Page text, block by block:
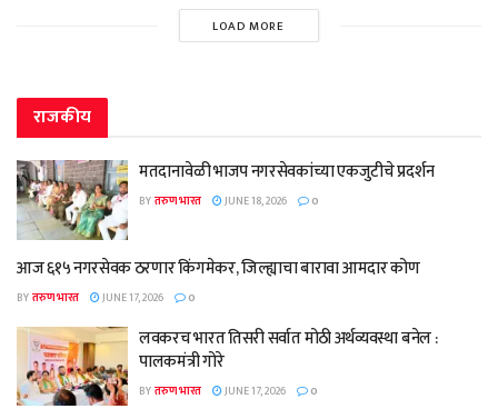
LOAD MORE
राजकीय
मतदानावेळी भाजप नगरसेवकांच्या एकजुटीचे प्रदर्शन
BYतरुण भारत JUNE 18, 2026 0
आज ६१५ नगरसेवक ठरणार किंगमेकर, जिल्ह्याचा बारावा आमदार कोण
BYतरुण भारत JUNE 17, 2026 0
लवकरच भारत तिसरी सर्वात मोठी अर्थव्यवस्था बनेल :
पालकमंत्री गोरे
BYतरुण भारत JUNE 17, 2026 0